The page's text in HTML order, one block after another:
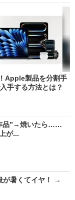
Apple製品を分割手
手する方法とは？
品”→焼いたら……
が...
が暑くてイヤ！ →